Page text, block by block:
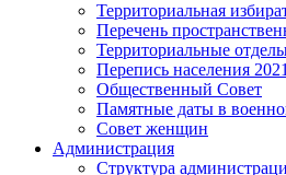
Территориальная
Перечень
Территориальные
Перепись населения 2021
Общественный Совет
Памятные даты в
Совет женщин
Администрация
Структура